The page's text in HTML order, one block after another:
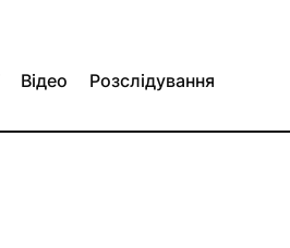
Відео Розслідування